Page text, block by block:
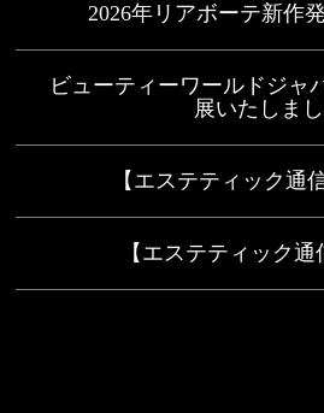
2026年リアボーテ新作
ビューティーワールドジャ
展いたしま
【エステティック通
【エステティック通